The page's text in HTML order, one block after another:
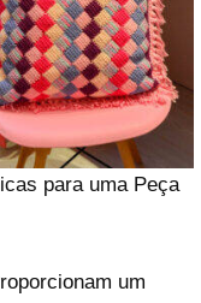
para uma Peça
um